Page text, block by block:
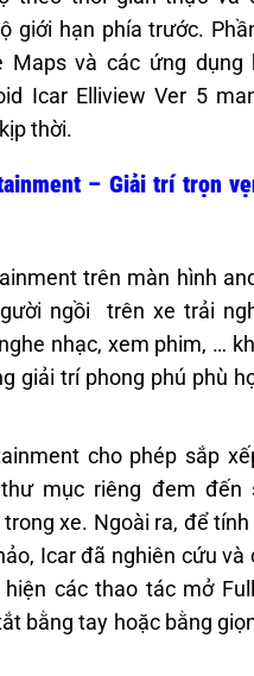
giới hạn phía trước.
Maps và các ứng dụng
Icar Elliview Ver 5
thời.
– Giải trí trọn
trên màn hình
ngồi trên xe trải
nhạc, xem phim, …
giải trí phong phú phù
cho phép sắp
mục riêng đem đến
xe. Ngoài ra, để
Icar đã nghiên cứu và
các thao tác mở
bằng tay hoặc bằng